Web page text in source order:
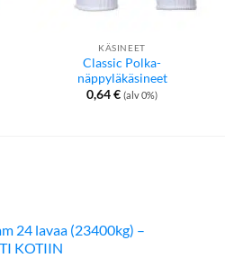
KÄSINEET
Classic Polka-
näppyläkäsineet
0,64€ (alv 0%)
24 lavaa (23400kg) –
KOTIIN